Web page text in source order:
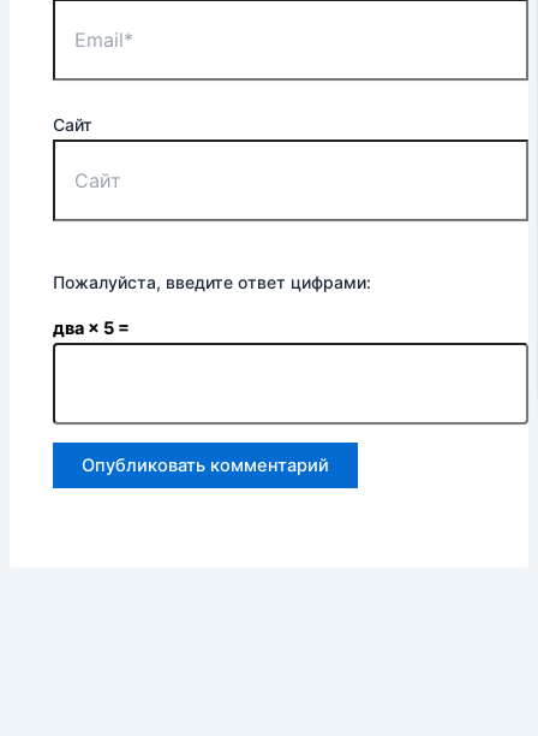
Сайт
Пожалуйста, введите ответ цифрами:
два × 5 =